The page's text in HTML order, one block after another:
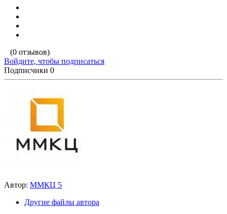
(0 отзывов)
Войдите, чтобы подписаться
Подписчики 0
Автор: ММКЦ 5
Другие файлы автора